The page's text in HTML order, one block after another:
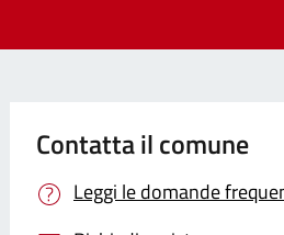
Contatta il comune
Leggi le domande